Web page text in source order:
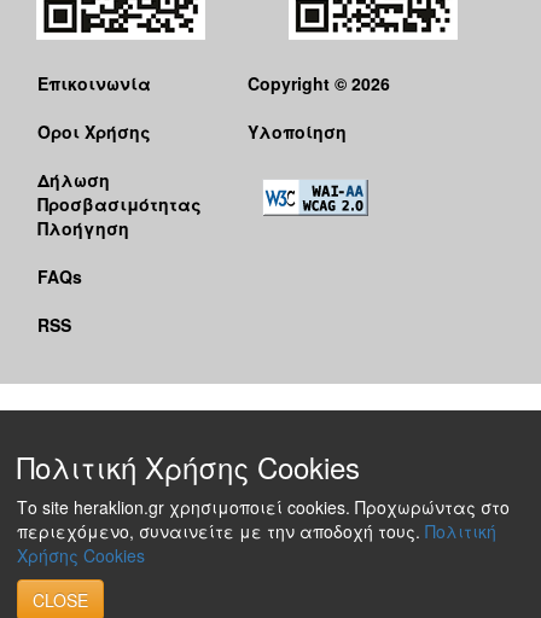
Επικοινωνία
Όροι Χρήσης
Δήλωση
Προσβασιμότητας
Πλοήγηση
FAQs
RSS
Copyright © 2026
Υλοποίηση
Πολιτική Χρήσης Cookies
Το site heraklion.gr χρησιμοποιεί cookies. Προχωρώντας στο
περιεχόμενο, συναινείτε με την αποδοχή τους. Πολιτική
Χρήσης Cookies
CLOSE